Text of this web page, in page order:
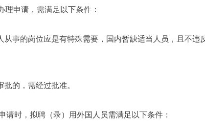
理申请，需满足以下条件：
事的岗位应是有特殊需要，国内暂缺适当人员，且不
的，需经过批准。
请时，拟聘（录）用外国人员需满足以下条件：